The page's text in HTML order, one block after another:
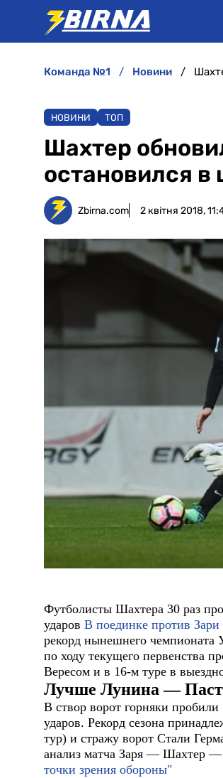
команда №1 новини
НОВИНИ ТОП
Шахтер
остановился в
Zbirna.com 2 квітня 2018,
Футболисты Шахтера 30 раз
ударов В поединке против Зари
рекорд нынешнего
по ходу текущего первенства
Вересом и в 16-м туре в
Лучше Лунина —
В створ ворот горняки
ударов. Рекорд сезона
тур) и стражу ворот Стали
анализ матча Заря — Шахтер —
точки зрения обороны"